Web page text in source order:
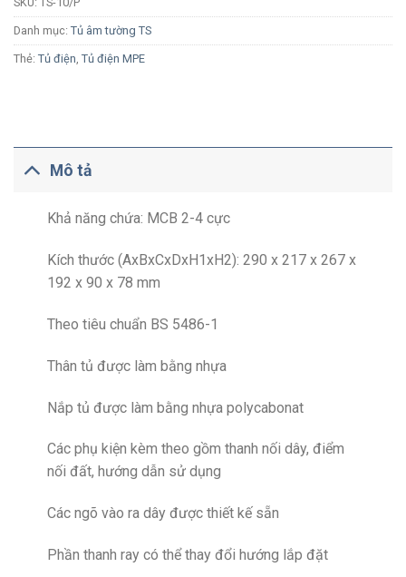
Danh mục: Tủ âm tường TS
Thẻ: Tủ điện Tủ điện MPE
Mô tả
Khả năng chứa: MCB 2-4 cực
Kích thước (AxBxCxDxH1xH2): 290 x 217 x 267 x
192 x 90 x 78 mm
Theo tiêu chuẩn BS 5486-1
Thân tủ được làm bằng nhựa
Nắp tủ được làm bằng nhựa polycabonat
Các phụ kiện kèm theo gồm thanh nối dây, điểm
nối đất, hướng dẫn sử dụng
Các ngõ vào ra dây được thiết kế sẵn
Phần thanh ray có thể thay đổi hướng lắp đặt